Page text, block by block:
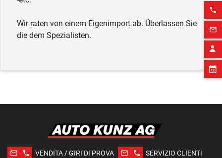
phone
mail_outline
Wir raten von einem Eigenimport ab. Überlassen Sie
die dem Spezialisten.
mail_outline phone VENDITA / GIRI DI PROVA mail_outline phone
SERVIZIO CLIENTI